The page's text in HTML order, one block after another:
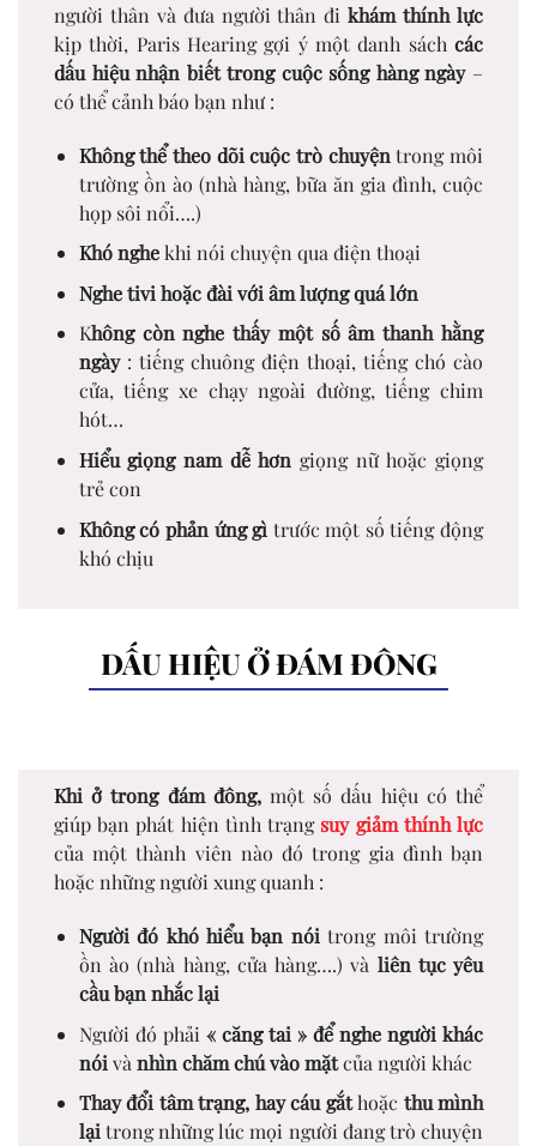
người thân và đưa người thân đikhám thính lực
kịp thời, Paris Hearing gợi ý một danh sách các
dấu hiệu nhận biết trong cuộc sống hàng ngày–
có thể cảnh báo bạn như :
Không thể theo dõi cuộc trò chuyện trong môi
trường ồn ào (nhà hàng, bữa ăn gia đình, cuộc
họp sôi nổi….)
Khó nghekhi nói chuyện qua điện thoại
Nghe tivi hoặc đài với âm lượng quá lớn
Không còn nghe thấy một số âm thanh hằng
ngày: tiếng chuông điện thoại, tiếng chó cào
cửa, tiếng xe chạy ngoài đường, tiếng chim
hót…
Hiểu giọng nam dễ hơn giọng nữ hoặc giọng
trẻ con
Không có phản ứng gì trước một số tiếng động
khó chịu
DẤU HIỆU Ở ĐÁM ĐÔNG
Khi ở trong đám đông,một số dấu hiệu có thể
giúp bạn phát hiện tình trạng suy giảm thính lực
của một thành viên nào đó trong gia đình bạn
hoặc những người xung quanh :
Người đó khó hiểu bạn nói trong môi trường
ồn ào (nhà hàng, cửa hàng….) và liên tục yêu
cầu bạn nhắc lại
Người đó phải « căng tai » để nghe người khác
nói và nhìn chăm chú vào mặtcủa người khác
Thay đổi tâm trạng, hay cáu gắthoặc thu mình
lạitrong những lúc mọi người đang trò chuyện